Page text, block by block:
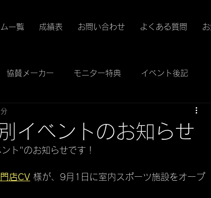
一覧 成績表 お問い合わせ よくある質問
協賛メーカー モニター特典 イベント後記
イベントのお知らせ
ト"のお知らせです！
店CV 様が、9月1日に室内スポーツ施設をオープ